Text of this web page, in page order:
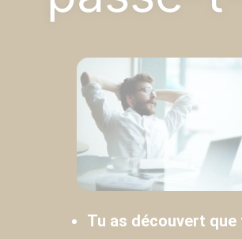
Tu as découvert que